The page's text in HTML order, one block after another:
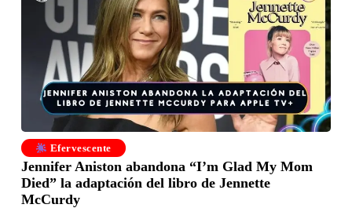
Efervescente
Jennifer Aniston abandona “I’m Glad My Mom
Died” la adaptación del libro de Jennette
McCurdy